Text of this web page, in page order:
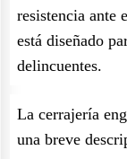
resistencia ante
está diseñado
delincuentes.
La cerrajería
una breve